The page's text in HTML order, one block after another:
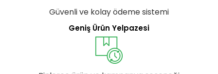
Güvenli ve kolay ödeme sistemi
Geniş Ürün Yelpazesi